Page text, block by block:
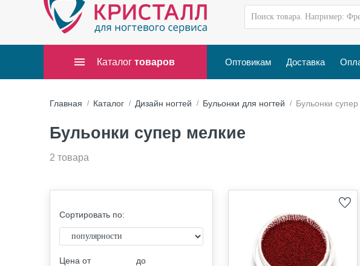
Каталог товаров Оптовикам Доставка
Главная Каталог Дизайн ногтей Бульонки для ногтей Бульонки
Бульонки супер мелкие
2 товара
Сортировать по:
Цена от до